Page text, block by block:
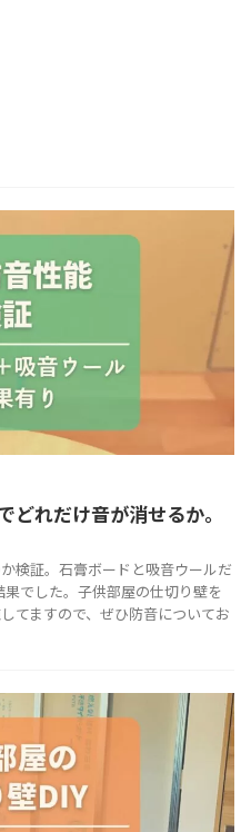
どれだけ音が消せるか。
検証。石膏ボードと吸音ウールだ
でした。子供部屋の仕切り壁を
てますので、ぜひ防音についてお